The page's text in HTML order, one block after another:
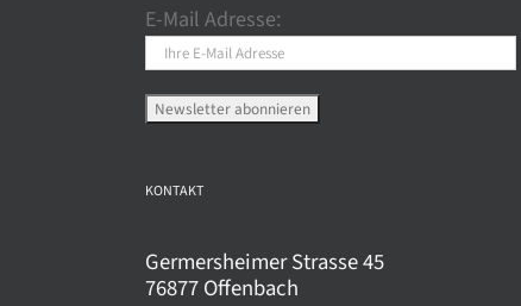
E-Mail Adresse:
KONTAKT
Germersheimer Strasse 45
76877 Offenbach